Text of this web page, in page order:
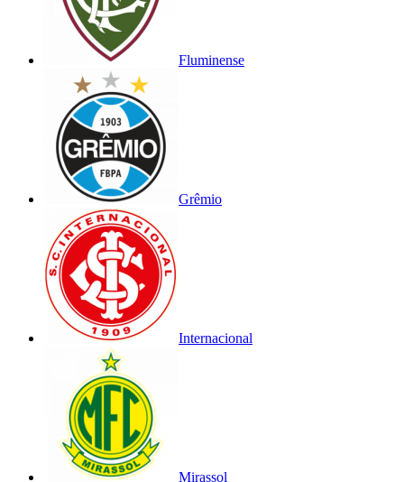
Fluminense
Grêmio
Internacional
Mirassol